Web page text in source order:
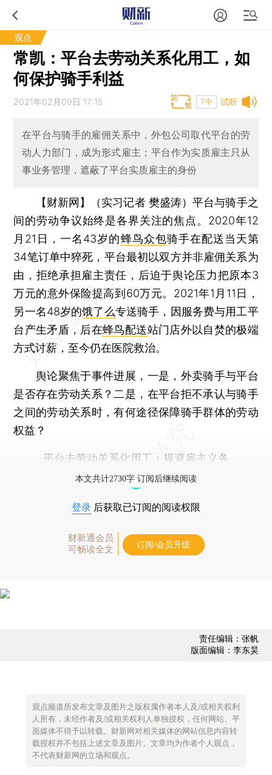
观点
常凯：平台去劳动关系化用工，如
何保护骑手利益
试听
2021年02月09日 17:15 T中
在平台与骑手的雇佣关系中，外包公司取代平台的劳
动人力部门，成为形式雇主；平台作为实质雇主只从
事业务管理，遮蔽了平台实质雇主的身份
【财新网】（实习记者 樊盛涛）平台与骑手之
间的劳动争议始终是各界关注的焦点。2020年12
月21日，一名43岁的蜂鸟众包骑手在配送当天第
34笔订单中猝死，平台最初以双方并非雇佣关系为
由，拒绝承担雇主责任，后迫于舆论压力把原本3
万元的意外保险提高到60万元。2021年1月11日，
另一名48岁的饿了么专送骑手，因服务费与用工平
台产生矛盾，后在蜂鸟配送站门店外以自焚的极端
方式讨薪，至今仍在医院救治。
舆论聚焦于事件进展，一是，外卖骑手与平台
是否存在劳动关系？二是，在平台拒不承认与骑手
之间的劳动关系时，有何途径保障骑手群体的劳动
权益？
平台去劳动关系化用工：规避雇主义务
本文共计2730字 订阅后继续阅读
登录 后获取已订阅的阅读权限
财新通会员
可畅读全文
订阅/会员升级
责任编辑：张帆
版面编辑：李东昊
观点频道所发布文章及图片之版权属作者本人及/或相关权利
人所有，未经作者及/或相关权利人单独授权，任何网站、平
面媒体不得予以转载。财新网对相关媒体的网站信息内容转
载授权并不包括上述文章及图片。文章均为作者个人观点，
不代表财新网的立场和观点。